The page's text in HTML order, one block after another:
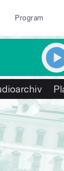
Program